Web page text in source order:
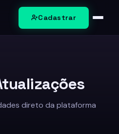
Cadastrar
direto da plataforma